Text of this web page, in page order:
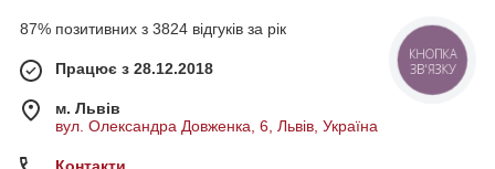
87% позитивних з 3824 відгуків за рік
Працює з 28.12.2018
м. Львів
вул. Олександра Довженка, 6, Львів, Україна
КНОПКА
ЗВ'ЯЗКУ